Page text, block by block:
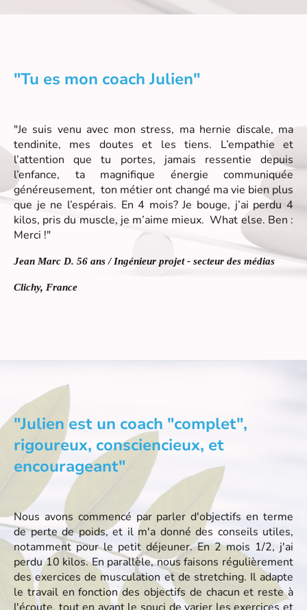
"Tu es mon coach Julien"
"Je suis venu avec mon stress, ma hernie discale, ma
tendinite, mes doutes et les tiens. L’empathie et
l’attention que tu portes, jamais ressentie depuis
l’enfance, ta magnifique énergie communiquée
généreusement, ton métier ont changé ma vie bien plus
que je ne l’espérais. En 4 mois? Je bouge, j’ai perdu 4
kilos, pris du muscle, je m’aime mieux. What else. Ben :
Merci !"
Jean Marc D. 56 ans / Ingénieur projet - secteur des médias
Clichy, France
"Julien est un coach "complet",
rigoureux, consciencieux, et
encourageant"
Nous avons commencé par parler d'objectifs en terme
de perte de poids, et il m'a donné des conseils utiles,
notamment pour le petit déjeuner. En 2 mois 1/2, j'ai
perdu 10 kilos. En parallèle, nous faisons régulièrement
des exercices de musculation et de stretching. Il adapte
le travail en fonction des objectifs de chacun et reste à